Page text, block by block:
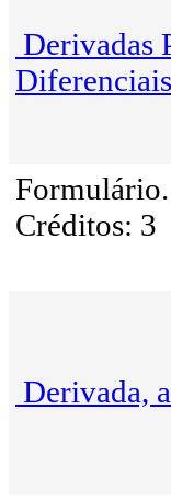
Derivadas
Diferenciais
Créditos: 3
Derivada,